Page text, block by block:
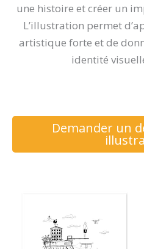
une histoire et créer un
L’illustration permet
artistique forte et de
identité
Demander un